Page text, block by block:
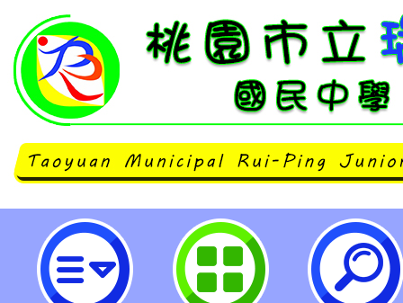
環境教育宣導-桃園市立瑞坪國民中